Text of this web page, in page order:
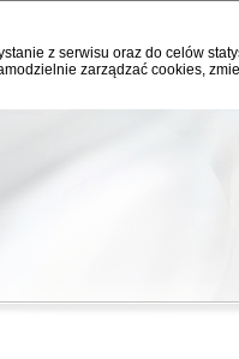
z serwisu oraz do celów
zarządzać cookies,